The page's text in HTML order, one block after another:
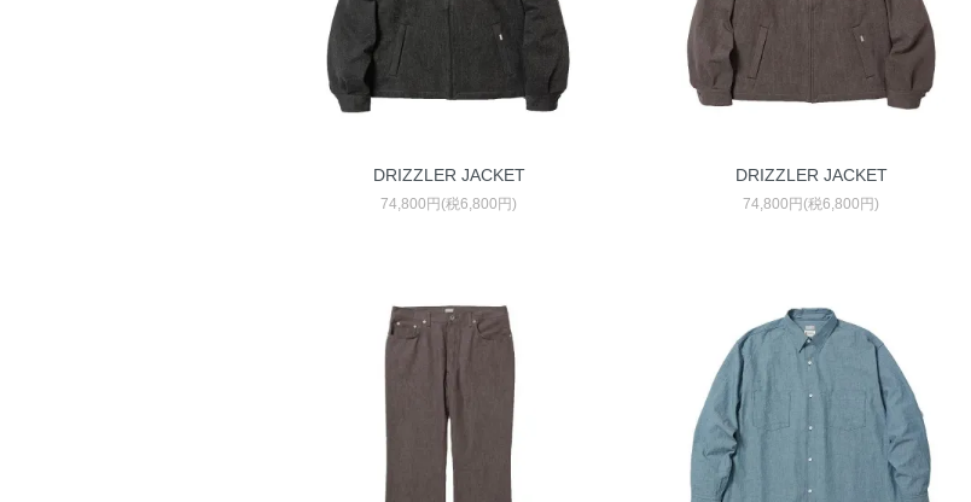
DRIZZLER JACKET
74,800円(税6,800円)
DRIZZLER JACKET
74,800円(税6,800円)